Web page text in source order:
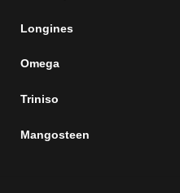
Longines
Omega
Triniso
Mangosteen